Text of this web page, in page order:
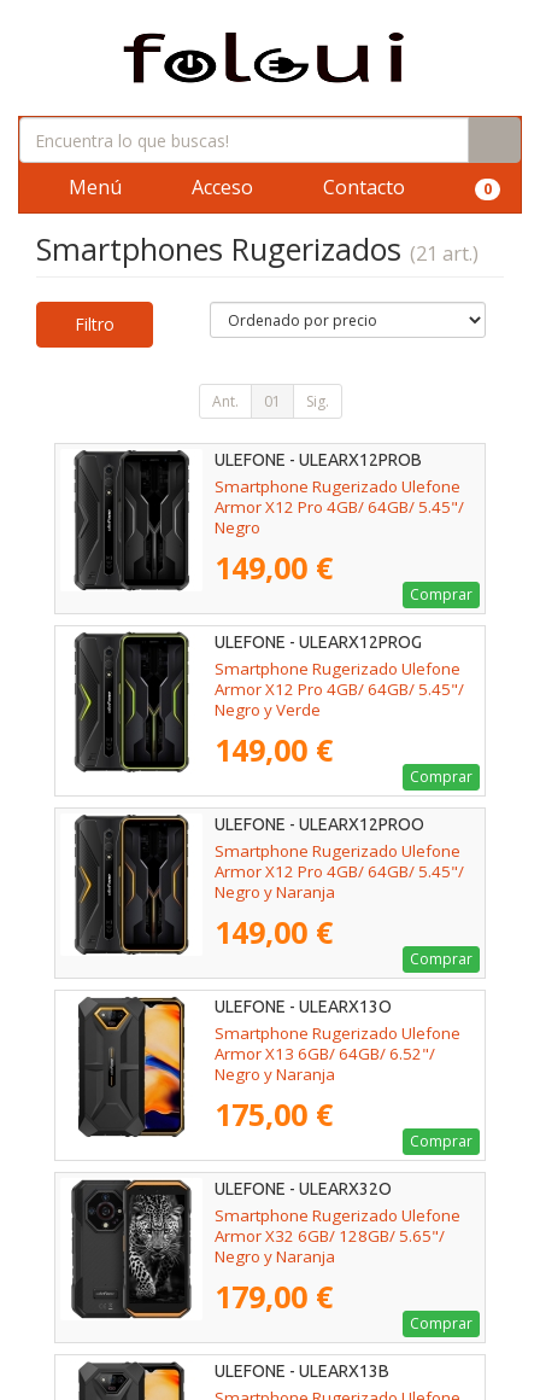
Menú Acceso Contacto 0
Smartphones Rugerizados (21 art.)
Filtro
Ant. 01 Sig.
ULEFONE - ULEARX12PROB
Smartphone Rugerizado Ulefone
Armor X12 Pro 4GB/ 64GB/ 5.45"/
Negro
149,00 €
Comprar
ULEFONE - ULEARX12PROG
Smartphone Rugerizado Ulefone
Armor X12 Pro 4GB/ 64GB/ 5.45"/
Negro y Verde
149,00 €
Comprar
ULEFONE - ULEARX12PROO
Smartphone Rugerizado Ulefone
Armor X12 Pro 4GB/ 64GB/ 5.45"/
Negro y Naranja
149,00 €
Comprar
ULEFONE - ULEARX13O
Smartphone Rugerizado Ulefone
Armor X13 6GB/ 64GB/ 6.52"/
Negro y Naranja
175,00 €
Comprar
ULEFONE - ULEARX32O
Smartphone Rugerizado Ulefone
Armor X32 6GB/ 128GB/ 5.65"/
Negro y Naranja
179,00 €
Comprar
ULEFONE - ULEARX13B